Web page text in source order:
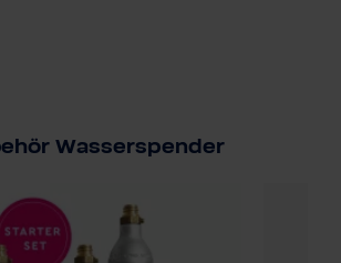
Wasserspender